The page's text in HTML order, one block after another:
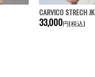
CARVICO STRECH JK
33,000円(税込)